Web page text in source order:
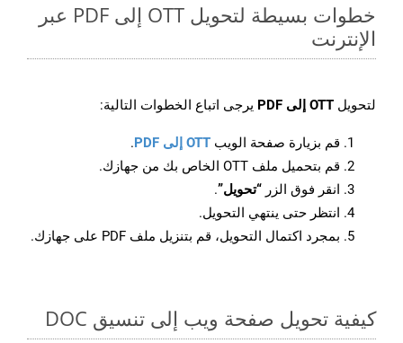
خطوات بسيطة لتحويل OTT إلى PDF عبر
الإنترنت
لتحويل OTT إلى PDF يرجى اتباع الخطوات التالية:
قم بزيارة صفحة الويب OTT إلى PDF
.
قم بتحميل ملف OTT الخاص بك من جهازك.
انقر فوق الزر “تحويل”.
انتظر حتى ينتهي التحويل.
بمجرد اكتمال التحويل، قم بتنزيل ملف PDF على جهازك.
كيفية تحويل صفحة ويب إلى تنسيق DOC